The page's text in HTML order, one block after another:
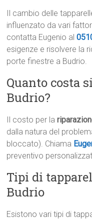
Il cambio delle
influenzato da vari
contatta Eugenio al
esigenze e risolvere la
porte finestre a Budrio.
Quanto costa
Budrio?
Il costo per la
dalla natura del
bloccato). Chiama
preventivo
Tipi di
Budrio
Esistono vari tipi di